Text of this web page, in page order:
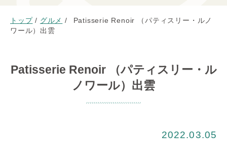
トップ / グルメ /
Patisserie Renoir （パティスリー・ルノ
ワール）出雲
Patisserie Renoir （パティスリー・ル
ノワール）出雲
2022.03.05